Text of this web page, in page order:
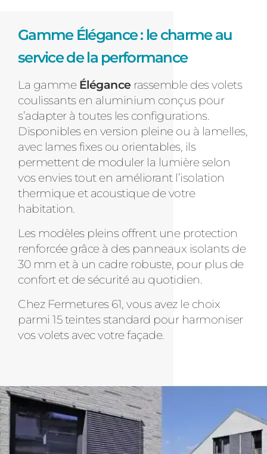
Gamme Élégance : le charme au
service de la performance
La gamme Élégance rassemble des volets
coulissants en aluminium conçus pour
s’adapter à toutes les configurations.
Disponibles en version pleine ou à lamelles,
avec lames fixes ou orientables, ils
permettent de moduler la lumière selon
vos envies tout en améliorant l’isolation
thermique et acoustique de votre
habitation.
Les modèles pleins offrent une protection
renforcée grâce à des panneaux isolants de
30 mm et à un cadre robuste, pour plus de
confort et de sécurité au quotidien.
Chez Fermetures 61, vous avez le choix
parmi 15 teintes standard pour harmoniser
vos volets avec votre façade.